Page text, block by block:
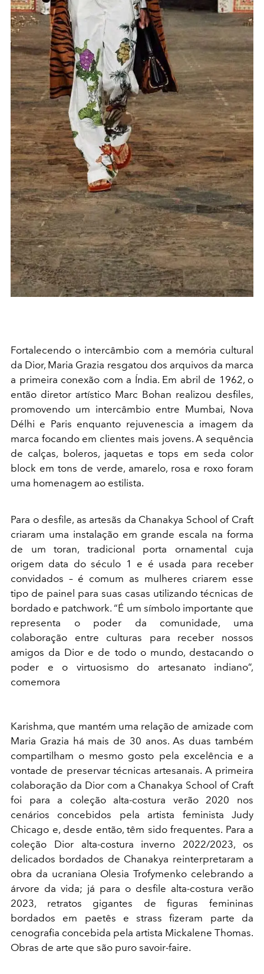
Fortalecendo o intercâmbio com a memória cultural
da Dior, Maria Grazia resgatou dos arquivos da marca
a primeira conexão com a Índia. Em abril de 1962, o
então diretor artístico Marc Bohan realizou desfiles,
promovendo um intercâmbio entre Mumbai, Nova
Délhi e Paris enquanto rejuvenescia a imagem da
marca focando em clientes mais jovens. A sequência
de calças, boleros, jaquetas e tops em seda color
block em tons de verde, amarelo, rosa e roxo foram
uma homenagem ao estilista.
Para o desfile, as artesãs da Chanakya School of Craft
criaram uma instalação em grande escala na forma
de um toran, tradicional porta ornamental cuja
origem data do século 1 e é usada para receber
convidados – é comum as mulheres criarem esse
tipo de painel para suas casas utilizando técnicas de
bordado e patchwork. “É um símbolo importante que
representa o poder da comunidade, uma
colaboração entre culturas para receber nossos
amigos da Dior e de todo o mundo, destacando o
poder e o virtuosismo do artesanato indiano”,
comemora
Karishma, que mantém uma relação de amizade com
Maria Grazia há mais de 30 anos.As duas também
compartilham o mesmo gosto pela excelência e a
vontade de preservar técnicas artesanais. A primeira
colaboração da Dior com a Chanakya School of Craft
foi para a coleção alta-costura verão 2020 nos
cenários concebidos pela artista feminista Judy
Chicago e, desde então, têm sido frequentes. Para a
coleção Dior alta-costura inverno 2022/2023, os
delicados bordados de Chanakya reinterpretaram a
obra da ucraniana Olesia Trofymenko celebrando a
árvore da vida; já para o desfile alta-costura verão
2023, retratos gigantes de figuras femininas
bordados em paetês e strass fizeram parte da
cenografia concebida pela artista Mickalene Thomas.
Obras de arte que são puro savoir-faire.